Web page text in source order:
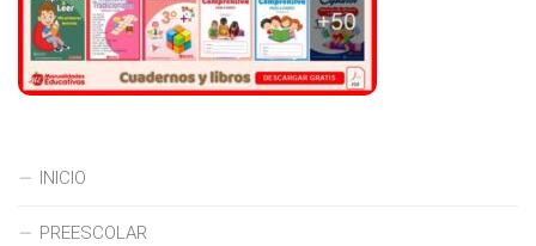
INICIO
PREESCOLAR